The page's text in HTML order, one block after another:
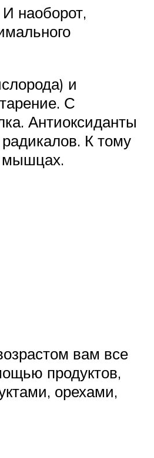
наоборот,
и
С
Антиоксиданты
К тому
мышцах.
вам все
продуктов,
орехами,